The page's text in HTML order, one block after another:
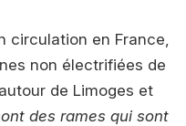
circulation en France,
non électrifiées de
de Limoges et
des rames qui sont